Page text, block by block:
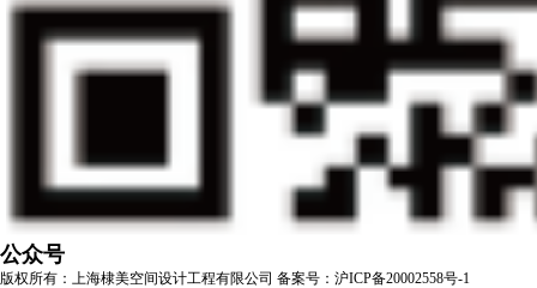
公众号
版权所有：上海棣美空间设计工程有限公司 备案号：沪ICP备20002558号-1